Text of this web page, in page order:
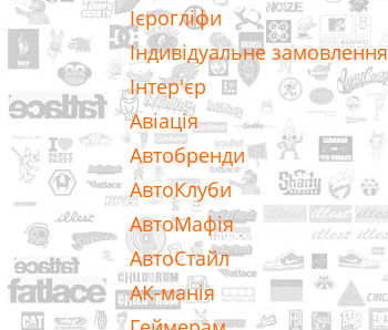
Ієрогліфи
Індивідуальне замовлення
Інтер'єр
Авіація
Автобренди
АвтоКлуби
АвтоМафія
АвтоСтайл
АК-манія